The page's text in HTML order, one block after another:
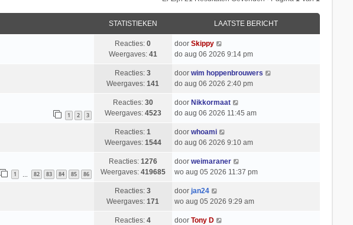
STATISTIEKEN LAATSTE BERICHT
Reacties:0
Weergaves: 41
door Skippy
do aug 06 2026 9:14 pm
Reacties:3
Weergaves:141
door wim hoppenbrouwers
do aug 06 2026 2:40 pm
1 2 3
Reacties: 30
Weergaves: 4523
door Nikkormaat
do aug 06 2026 11:45 am
Reacties:1
Weergaves: 1544
door whoami
do aug 06 2026 9:10 am
1 82 83 84 85 86
Reacties: 1276
Weergaves: 419685
door weimaraner
wo aug 05 2026 11:37 pm
Reacties:3
Weergaves:171
door jan24
wo aug 05 2026 9:29 am
Reacties:4
door Tony D